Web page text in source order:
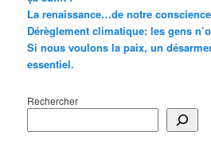
La renaissance…de notre
Dérèglement climatique: les gens
Si nous voulons la paix, un
essentiel.
Rechercher